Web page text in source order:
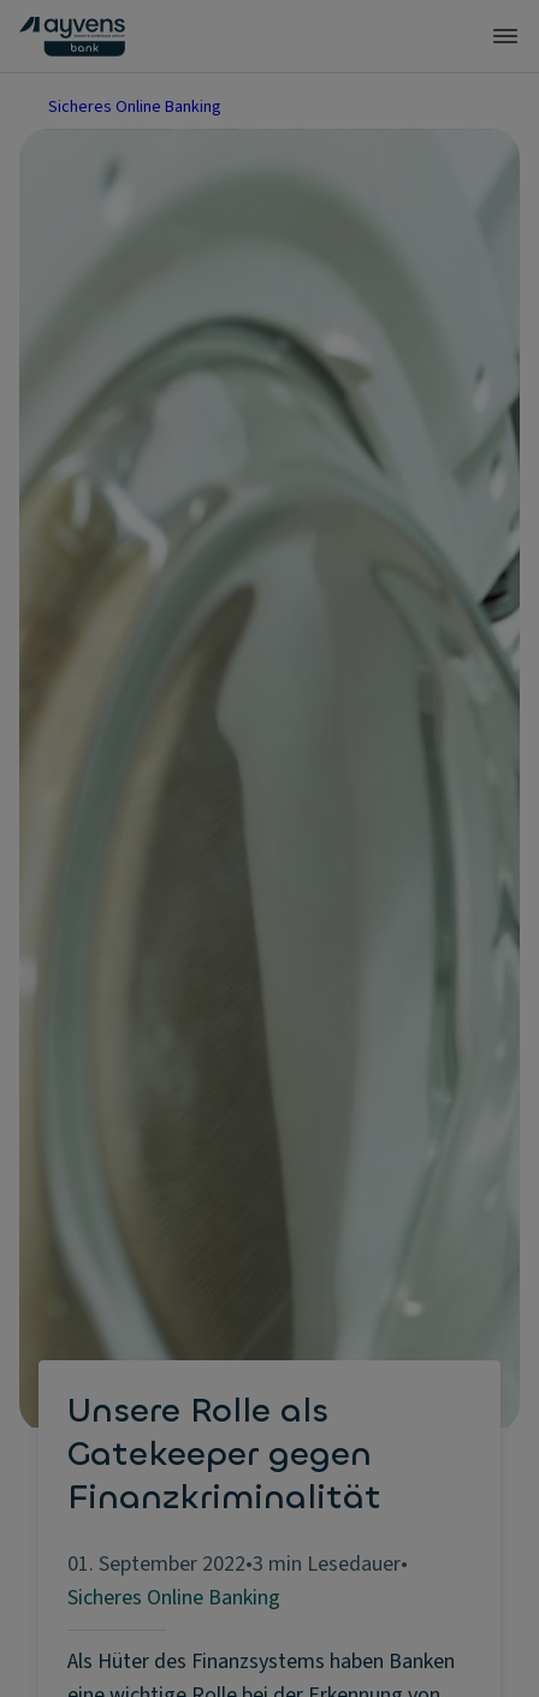
Sicheres Online Banking
Unsere Rolle als
Gatekeeper gegen
Finanzkriminalität
01. September 2022•3 min Lesedauer•
Sicheres Online Banking
Als Hüter des Finanzsystems haben Banken